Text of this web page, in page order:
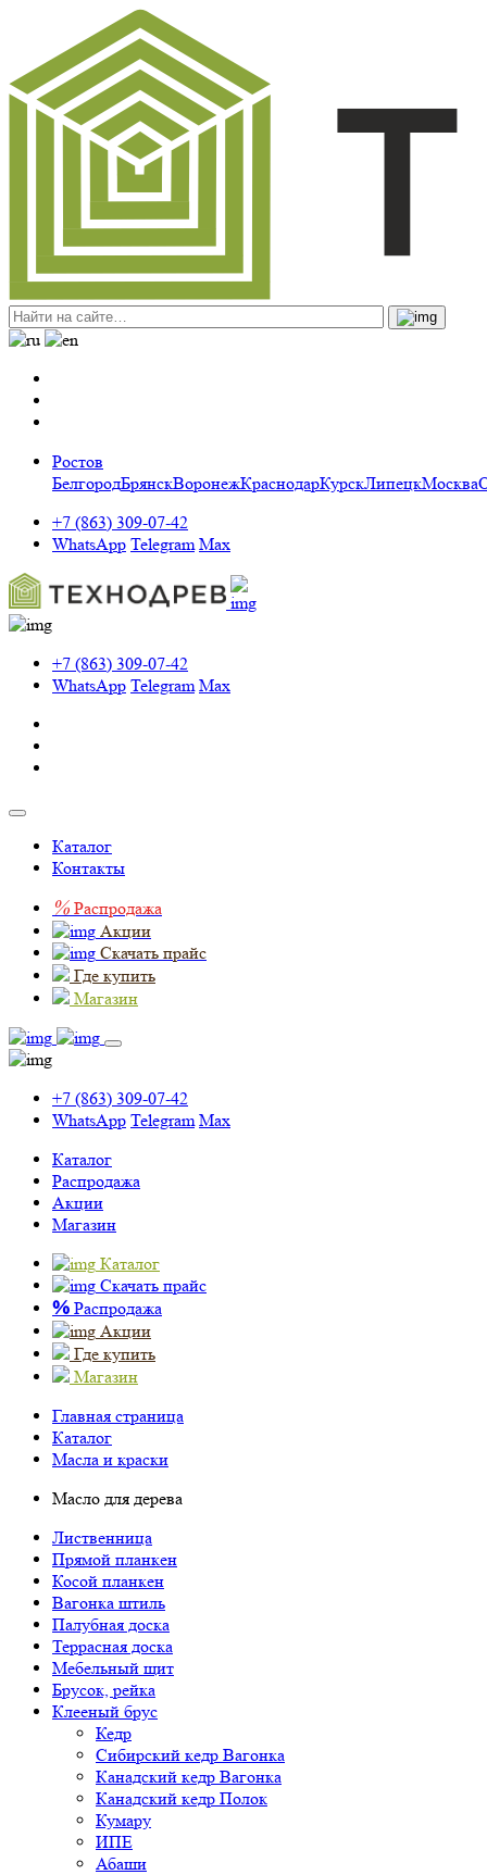
Ростов
БелгородБрянскВоронежКраснодарКурскЛипецкМосква
+7 (863) 309-07-42
WhatsApp Telegram Max
+7 (863) 309-07-42
WhatsApp Telegram Max
Каталог
Контакты
% Распродажа
Акции
Скачать прайс
Где купить
Магазин
+7 (863) 309-07-42
WhatsApp Telegram Max
Каталог
Распродажа
Акции
Магазин
Каталог
Скачать прайс
% Распродажа
Акции
Где купить
Магазин
Главная страница
Каталог
Масла и краски
Масло для дерева
Лиственница
Прямой планкен
Косой планкен
Вагонка штиль
Палубная доска
Террасная доска
Мебельный щит
Брусок, рейка
Клееный брус
Кедр
Сибирский кедр Вагонка
Канадский кедр Вагонка
Канадский кедр Полок
Кумару
ИПЕ
Абаши